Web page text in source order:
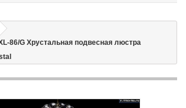
86/G Хрустальная подвесная люстра